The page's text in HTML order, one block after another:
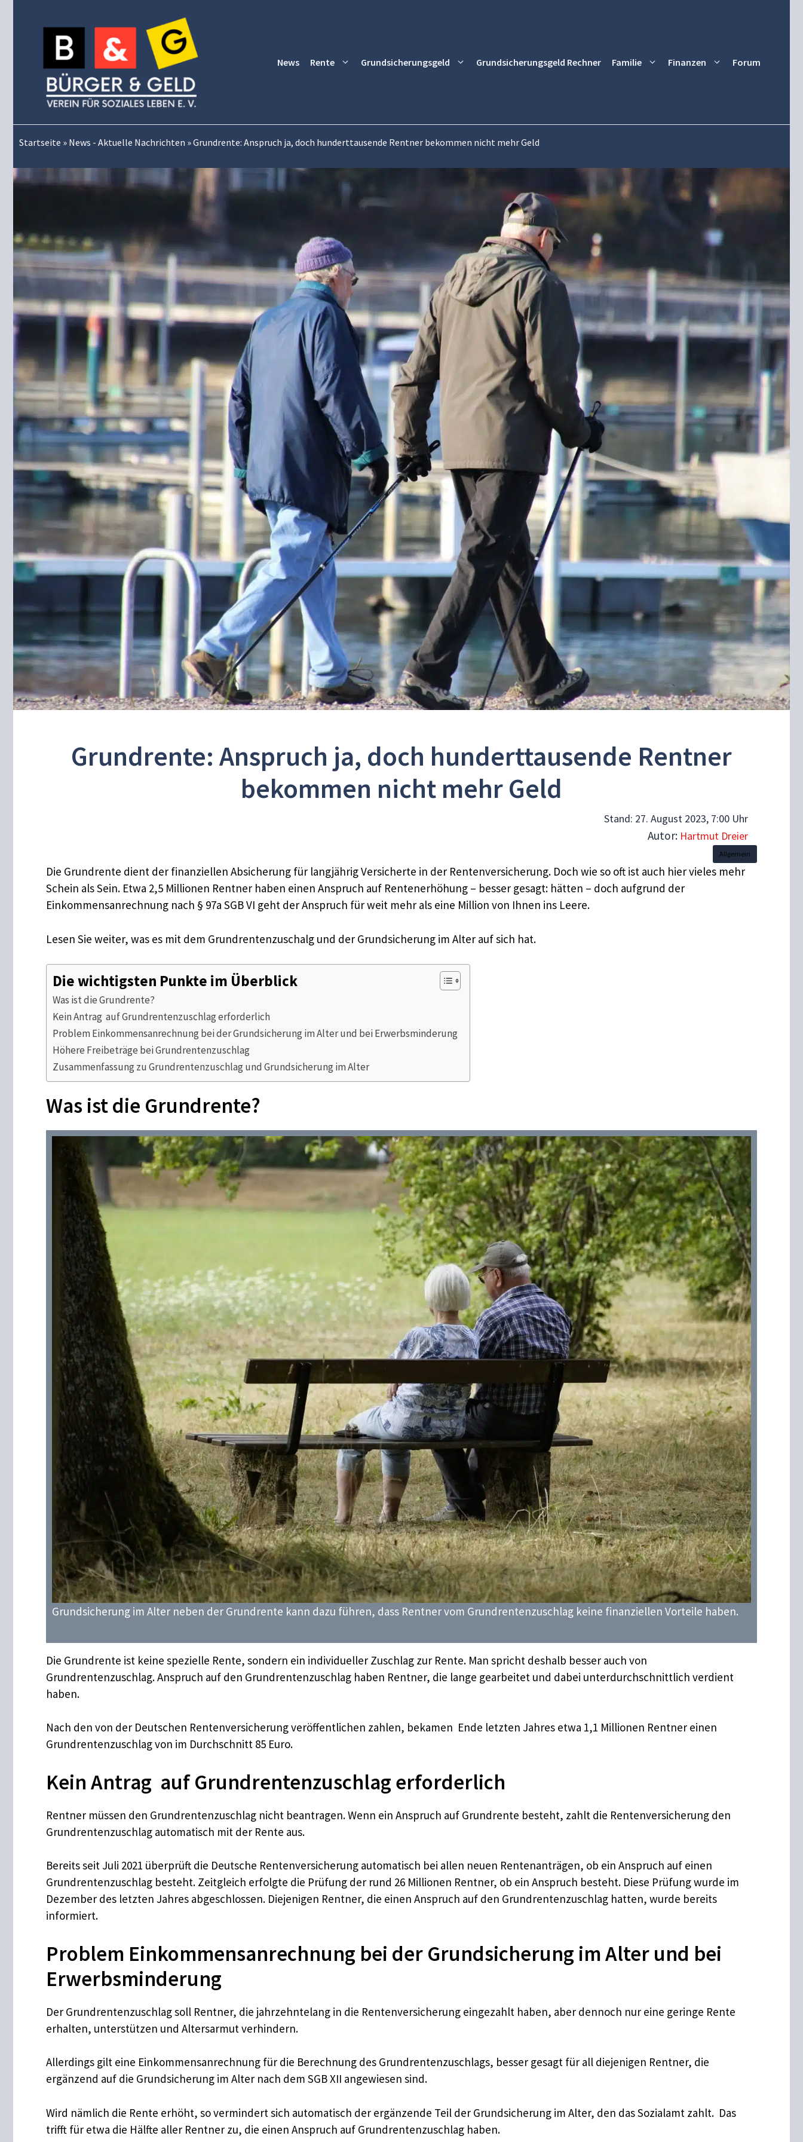
News Rente Grundsicherungsgeld Grundsicherungsgeld Rechner Familie Finanzen Forum
Startseite » News - Aktuelle Nachrichten »Grundrente: Anspruch ja, doch hunderttausende Rentner bekommen nicht mehr Geld
Grundrente: Anspruch ja, doch hunderttausende Rentner
bekommen nicht mehr Geld
Stand: 27. August 2023, 7:00 Uhr
Autor: Hartmut Dreier
Allgemein
Die Grundrente dient der finanziellen Absicherung für langjährig Versicherte in der Rentenversicherung. Doch wie so oft ist auch hier vieles mehr
Schein als Sein. Etwa 2,5 Millionen Rentner haben einen Anspruch auf Rentenerhöhung – besser gesagt: hätten – doch aufgrund der
Einkommensanrechnung nach § 97a SGB VI geht der Anspruch für weit mehr als eine Million von Ihnen ins Leere.
Lesen Sie weiter, was es mit dem Grundrentenzuschalg und der Grundsicherung im Alter auf sich hat.
Die wichtigsten Punkte im Überblick
Was ist die Grundrente?
Kein Antrag auf Grundrentenzuschlag erforderlich
Problem Einkommensanrechnung bei der Grundsicherung im Alter und bei Erwerbsminderung
Höhere Freibeträge bei Grundrentenzuschlag
Zusammenfassung zu Grundrentenzuschlag und Grundsicherung im Alter
Was ist die Grundrente?
Grundsicherung im Alter neben der Grundrente kann dazu führen, dass Rentner vom Grundrentenzuschlag keine finanziellen Vorteile haben.
Die Grundrente ist keine spezielle Rente, sondern ein individueller Zuschlag zur Rente. Man spricht deshalb besser auch von
Grundrentenzuschlag. Anspruch auf den Grundrentenzuschlag haben Rentner, die lange gearbeitet und dabei unterdurchschnittlich verdient
haben.
Nach den von der Deutschen Rentenversicherung veröffentlichen zahlen, bekamen Ende letzten Jahres etwa 1,1 Millionen Rentner einen
Grundrentenzuschlag von im Durchschnitt 85 Euro.
Kein Antrag auf Grundrentenzuschlag erforderlich
Rentner müssen den Grundrentenzuschlag nicht beantragen. Wenn ein Anspruch auf Grundrente besteht, zahlt die Rentenversicherung den
Grundrentenzuschlag automatisch mit der Rente aus.
Bereits seit Juli 2021 überprüft die Deutsche Rentenversicherung automatisch bei allen neuen Rentenanträgen, ob ein Anspruch auf einen
Grundrentenzuschlag besteht. Zeitgleich erfolgte die Prüfung der rund 26 Millionen Rentner, ob ein Anspruch besteht. Diese Prüfung wurde im
Dezember des letzten Jahres abgeschlossen. Diejenigen Rentner, die einen Anspruch auf den Grundrentenzuschlag hatten, wurde bereits
informiert.
Problem Einkommensanrechnung bei der Grundsicherung im Alter und bei
Erwerbsminderung
Der Grundrentenzuschlag soll Rentner, die jahrzehntelang in die Rentenversicherung eingezahlt haben, aber dennoch nur eine geringe Rente
erhalten, unterstützen und Altersarmut verhindern.
Allerdings gilt eine Einkommensanrechnung für die Berechnung des Grundrentenzuschlags, besser gesagt für all diejenigen Rentner, die
ergänzend auf die Grundsicherung im Alter nach dem SGB XII angewiesen sind.
Wird nämlich die Rente erhöht, so vermindert sich automatisch der ergänzende Teil der Grundsicherung im Alter, den das Sozialamt zahlt. Das
trifft für etwa die Hälfte aller Rentner zu, die einen Anspruch auf Grundrentenzuschlag haben.